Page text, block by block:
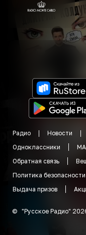
Радио Новости
Одноклассники
Обратная связь
Политика безопасности
Выдача призов
© "Русское Радио"